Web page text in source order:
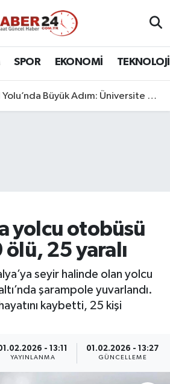
SPOR EKONOMİ TEKNOLOJİ
Büyük Adım: Üniversite Bağlantı Etabı Tamamlandı
yolcu otobüsü
25 yaralı
seyir halinde olan yolcu
şarampole yuvarlandı.
kaybetti, 25 kişi
- 13:11
YAYINLANMA
01.02.2026 - 13:27
GÜNCELLEME